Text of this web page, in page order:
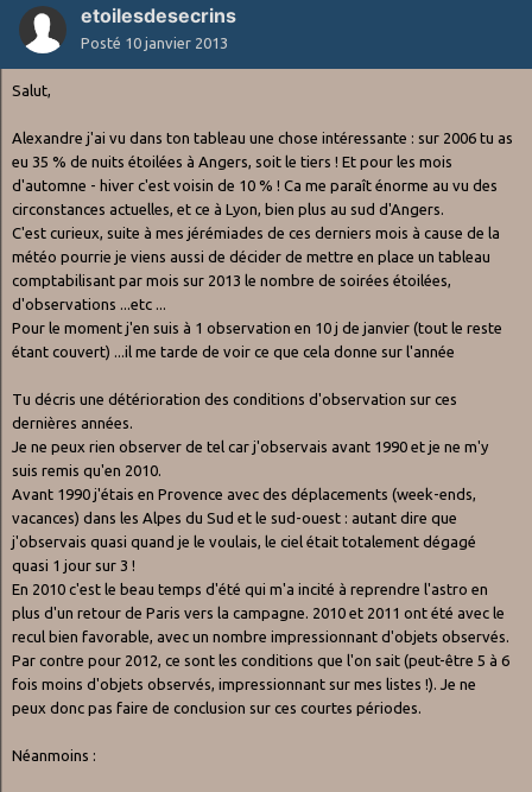
etoilesdesecrins
Posté 10 janvier 2013
Salut,
Alexandre j'ai vu dans ton tableau une chose intéressante : sur 2006 tu as
eu 35 % de nuits étoilées à Angers, soit le tiers ! Et pour les mois
d'automne - hiver c'est voisin de 10 % ! Ca me paraît énorme au vu des
circonstances actuelles, et ce à Lyon, bien plus au sud d'Angers.
C'est curieux, suite à mes jérémiades de ces derniers mois à cause de la
météo pourrie je viens aussi de décider de mettre en place un tableau
comptabilisant par mois sur 2013 le nombre de soirées étoilées,
d'observations ...etc ...
Pour le moment j'en suis à 1 observation en 10 j de janvier (tout le reste
étant couvert) ...il me tarde de voir ce que cela donne sur l'année
Tu décris une détérioration des conditions d'observation sur ces
dernières années.
Je ne peux rien observer de tel car j'observais avant 1990 et je ne m'y
suis remis qu'en 2010.
Avant 1990 j'étais en Provence avec des déplacements (week-ends,
vacances) dans les Alpes du Sud et le sud-ouest : autant dire que
j'observais quasi quand je le voulais, le ciel était totalement dégagé
quasi 1 jour sur 3 !
En 2010 c'est le beau temps d'été qui m'a incité à reprendre l'astro en
plus d'un retour de Paris vers la campagne. 2010 et 2011 ont été avec le
recul bien favorable, avec un nombre impressionnant d'objets observés.
Par contre pour 2012, ce sont les conditions que l'on sait (peut-être 5 à 6
fois moins d'objets observés, impressionnant sur mes listes !). Je ne
peux donc pas faire de conclusion sur ces courtes périodes.
Néanmoins :